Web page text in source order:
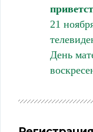
21
День